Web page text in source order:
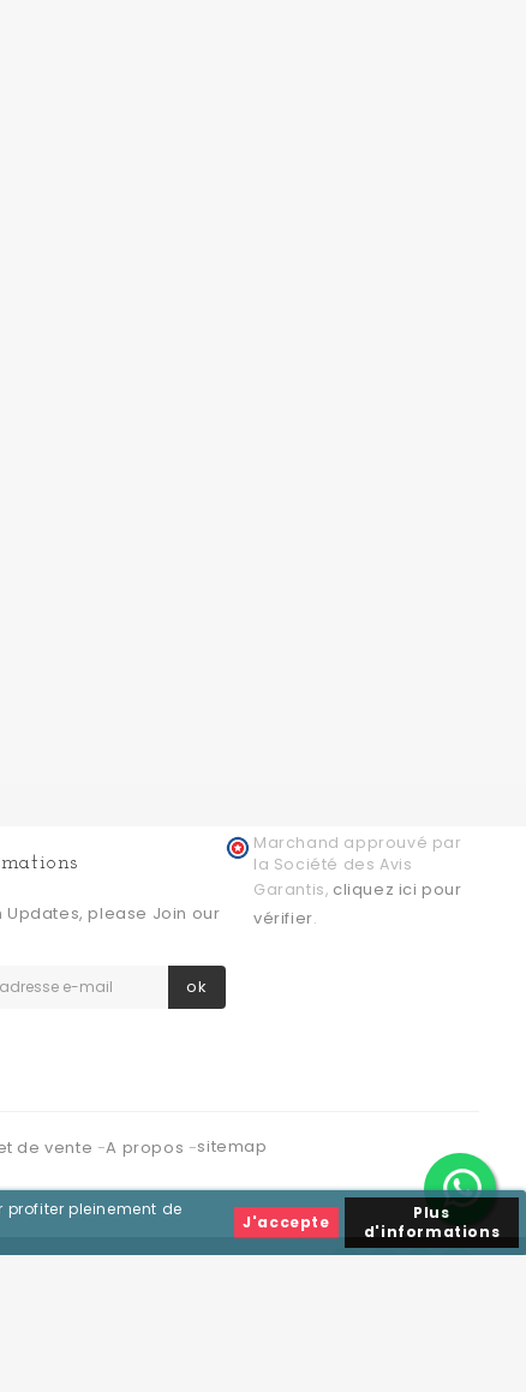
pleinement de
J'accepte
Plus
d'informations
Updates, please Join our
ok
de vente A propos sitemap
Marchand approuvé par
la Société des Avis
Garantis, cliquez ici pour
vérifier.